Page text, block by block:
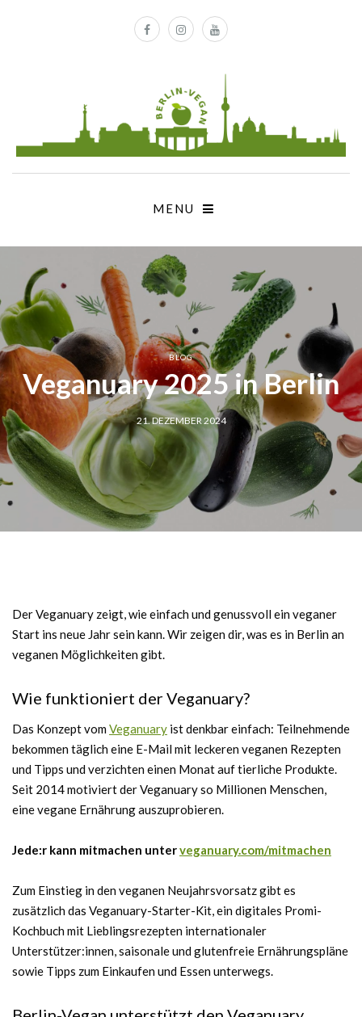
MENU
BLOG
Veganuary 2025 in Berlin
21. DEZEMBER 2024
Der Veganuary zeigt, wie einfach und genussvoll ein veganer
Start ins neue Jahr sein kann. Wir zeigen dir, was es in Berlin an
veganen Möglichkeiten gibt.
Wie funktioniert der Veganuary?
Das Konzept vomVeganuary ist denkbar einfach: Teilnehmende
bekommen täglich eine E-Mail mit leckeren veganen Rezepten
und Tipps und verzichten einen Monat auf tierliche Produkte.
Seit 2014 motiviert der Veganuary so Millionen Menschen,
eine vegane Ernährung auszuprobieren.
Jede:r kann mitmachen unterveganuary.com/mitmachen
Zum Einstieg in den veganen Neujahrsvorsatz gibt es
zusätzlich das Veganuary-Starter-Kit, ein digitales Promi-
Kochbuch mit Lieblingsrezepten internationaler
Unterstützer:innen, saisonale und glutenfreie Ernährungspläne
sowie Tipps zum Einkaufen und Essen unterwegs.